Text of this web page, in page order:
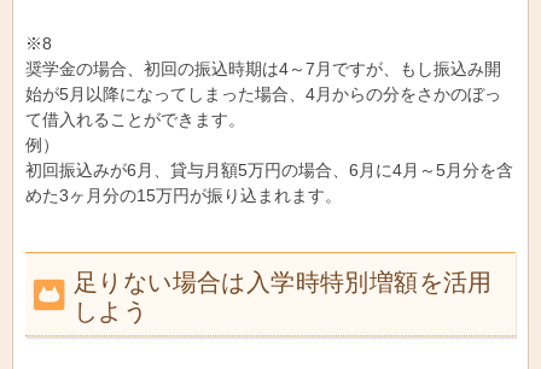
※8
奨学金の場合、初回の振込時期は4～7月ですが、もし振込み開
始が5月以降になってしまった場合、4月からの分をさかのぼっ
て借入れることができます。
例）
初回振込みが6月、貸与月額5万円の場合、6月に4月～5月分を含
めた3ヶ月分の15万円が振り込まれます。
足りない場合は入学時特別増額を活用
しよう